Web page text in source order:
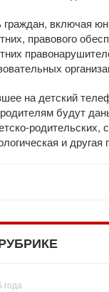
граждан, включая
правового
на детский
будут
и
года